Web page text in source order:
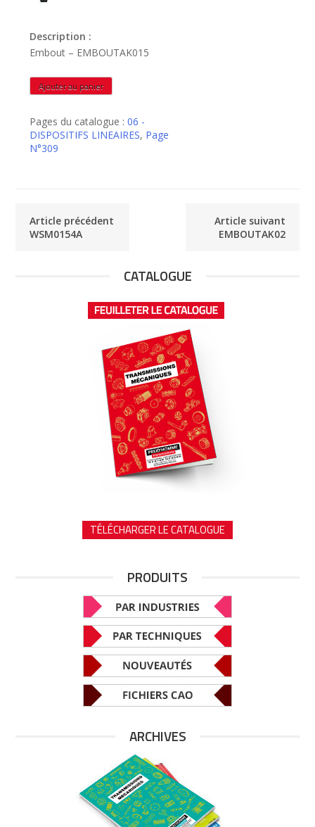
Description :
Embout – EMBOUTAK015
quantité
de
Ajouter au panier
Pages du catalogue :06 -
DISPOSITIFS LINEAIRES, Page
N°309
Article précédent
WSM0154A
Article suivant
EMBOUTAK02
CATALOGUE
TÉLÉCHARGER LE CATALOGUE
PRODUITS
ARCHIVES